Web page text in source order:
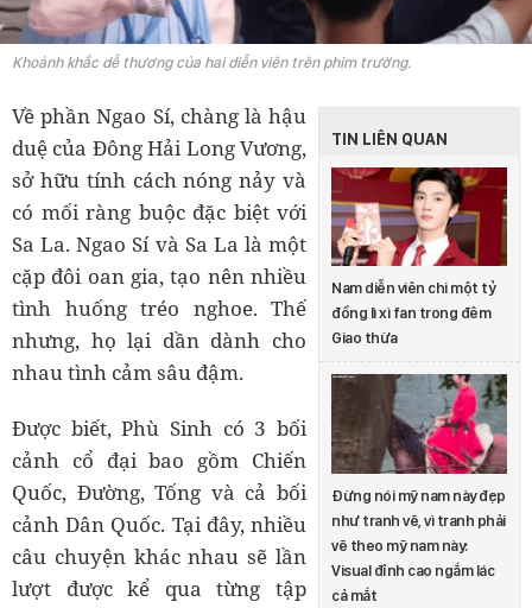
Khoảnh khắc dễ thương của hai diễn viên trên phim trường.
TIN LIÊN QUAN
Nam diễn viên chi một tỷ
đồng lì xì fan trong đêm
Giao thừa
Đừng nói mỹ nam này đẹp
như tranh vẽ, vì tranh phải
vẽ theo mỹ nam này:
Visual đỉnh cao ngắm lác
cả mắt
Về phần Ngao Sí, chàng là hậu
duệ của Đông Hải Long Vương,
sở hữu tính cách nóng nảy và
có mối ràng buộc đặc biệt với
Sa La. Ngao Sí và Sa La là một
cặp đôi oan gia, tạo nên nhiều
tình huống tréo nghoe. Thế
nhưng, họ lại dần dành cho
nhau tình cảm sâu đậm.
Được biết, Phù Sinh có 3 bối
cảnh cổ đại bao gồm Chiến
Quốc, Đường, Tống và cả bối
cảnh Dân Quốc. Tại đây, nhiều
câu chuyện khác nhau sẽ lần
lượt được kể qua từng tập